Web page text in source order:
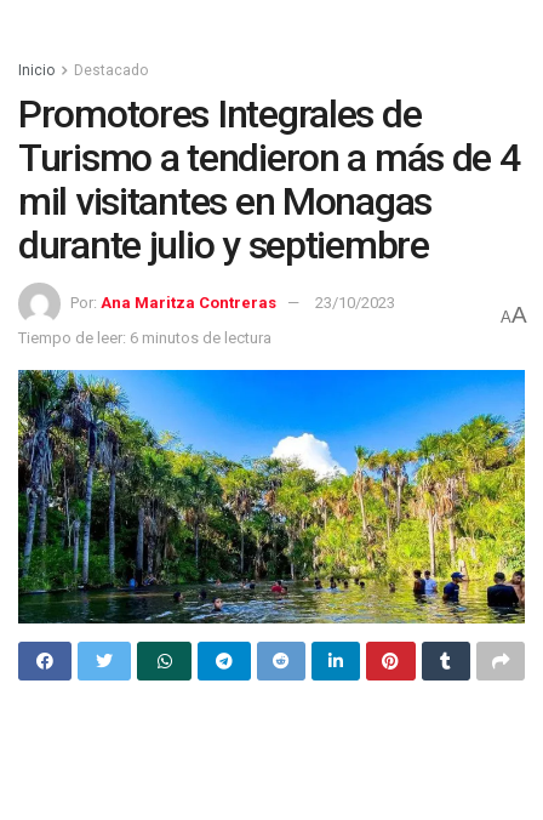
Inicio Destacado
Promotores Integrales de
Turismo a tendieron a más de 4
mil visitantes en Monagas
durante julio y septiembre
Por: Ana Maritza Contreras
23/10/2023
Tiempo de leer: 6 minutos de lectura
AA